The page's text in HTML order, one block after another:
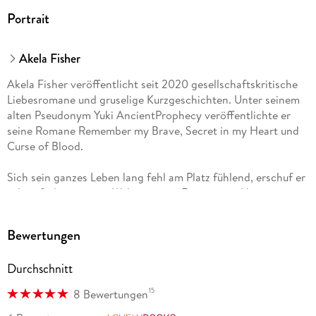
Portrait
Akela Fisher
Akela Fisher veröffentlicht seit 2020 gesellschaftskritische
Liebesromane und gruselige Kurzgeschichten. Unter seinem
alten Pseudonym Yuki AncientProphecy veröffentlichte er
seine Romane Remember my Brave, Secret in my Heart und
Curse of Blood.
Sich sein ganzes Leben lang fehl am Platz fühlend, erschuf er
schon früh eine neue Welt in seiner Fantasie und begann mit
Seine Vorliebe für das Mittelalter treibt ihn nicht nur
spielt auch eine große Rolle in all seinen Geschichten.
Wenn ihm mal die Worte fehlen, holt er sich an seinem
Bewertungen
Durchschnitt
8 Bewertungen15